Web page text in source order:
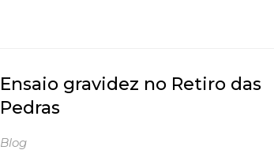
Ensaio gravidez no Retiro das
Pedras
Blog